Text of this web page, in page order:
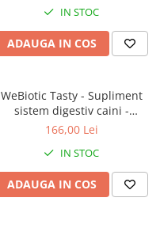
IN STOC
ADAUGA IN COS
WeBiotic Tasty - Supliment
sistem digestiv caini -
Comprimate masticabile
166,00 Lei
IN STOC
ADAUGA IN COS